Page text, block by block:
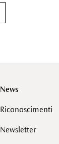
News
Riconoscimenti
Newsletter